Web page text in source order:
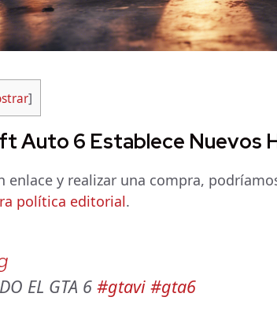
]
Auto 6 Establece Nuevos
enlace y realizar una compra,
política editorial.
EL GTA 6 #gtavi #gta6